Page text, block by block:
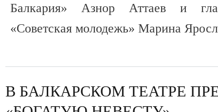
Балкария» Азнор Аттаев и
«Советская молодежь» Марина
В БАЛКАРСКОМ ТЕАТРЕ